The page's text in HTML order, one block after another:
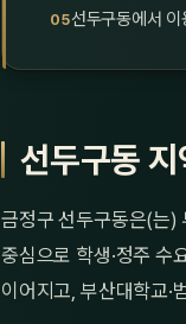
선두구동에서
선두구동
금정구 선두구동은(는)
중심으로 학생·정주 수
이어지고, 부산대학교·